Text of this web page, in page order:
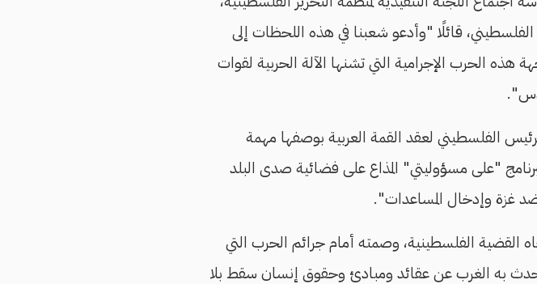
قائلًا "وأدعو شعبنا في هذه اللحظات إلى
هذه الحرب الإجرامية التي تشنها الآلة الحربية لقوات
الفلسطيني لعقد القمة العربية بوصفها مهمة
ببرنامج "على مسؤوليتي" المذاع على فضائية صدى البلد
غزة وإدخال المساعدات".
القضية الفلسطينية، وصمته أمام جرائم الحرب التي
به الغرب عن عقائد ومبادئ وحقوق إنسان سقط بلا